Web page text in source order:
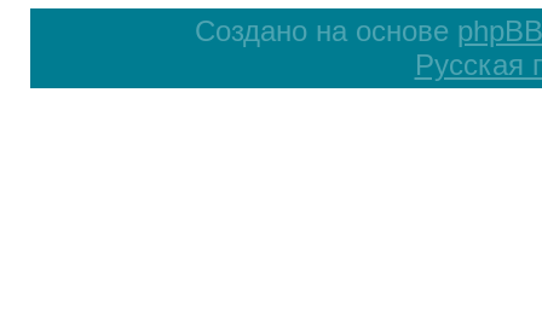
Создано на основе phpBB
Русская